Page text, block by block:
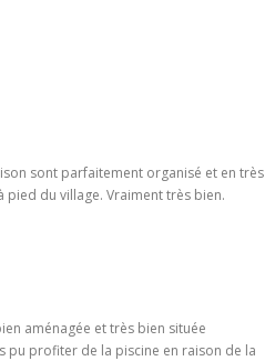
sont parfaitement organisé et en très
du village. Vraiment très bien.
aménagée et très bien située
pu profiter de la piscine en raison de la